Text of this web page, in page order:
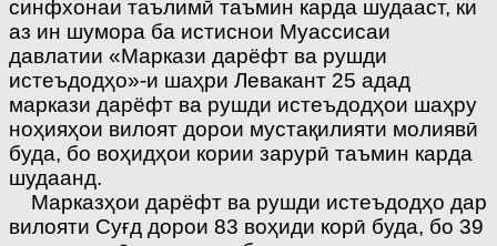
синфхонаи таълимӣ таъмин карда шудааст, ки
аз ин шумора ба истиснои Муассисаи
давлатии «Маркази дарёфт ва рушди
истеъдодҳо»-и шаҳри Левакант 25 адад
маркази дарёфт ва рушди истеъдодҳои шаҳру
ноҳияҳои вилоят дорои мустақилияти молиявӣ
буда, бо воҳидҳои кории зарурӣ таъмин карда
шудаанд.
Марказҳои дарёфт ва рушди истеъдодҳо дар
вилояти Суғд дорои 83 воҳиди корӣ буда, бо 39